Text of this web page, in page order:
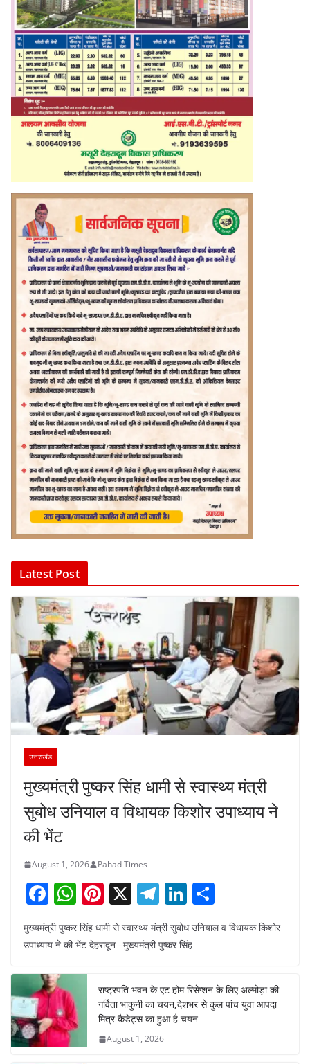
Latest Post
उत्तराखंड
मुख्यमंत्री पुष्कर सिंह धामी से स्वास्थ्य मंत्री
सुबोध उनियाल व विधायक किशोर उपाध्याय ने
की भेंट
August 1, 2026 Pahad Times
F
a
c
b
o
o
k
W
h
at
A
p
p
Pi
nt
er
e
st
X T
el
e
gr
a
m
Li
n
k
dI
n
ar
मुख्यमंत्री पुष्कर सिंह धामी से स्वास्थ्य मंत्री सुबोध उनियाल व विधायक किशोर
उपाध्याय ने की भेंट देहरादून –मुख्यमंत्री पुष्कर सिंह
राष्ट्रपति भवन के एट होम रिसेप्शन के लिए अल्मोड़ा की
गर्विता भाकुनी का चयन,देशभर से कुल पांच युवा आपदा
मित्र कैडेट्स का हुआ है चयन
August 1, 2026